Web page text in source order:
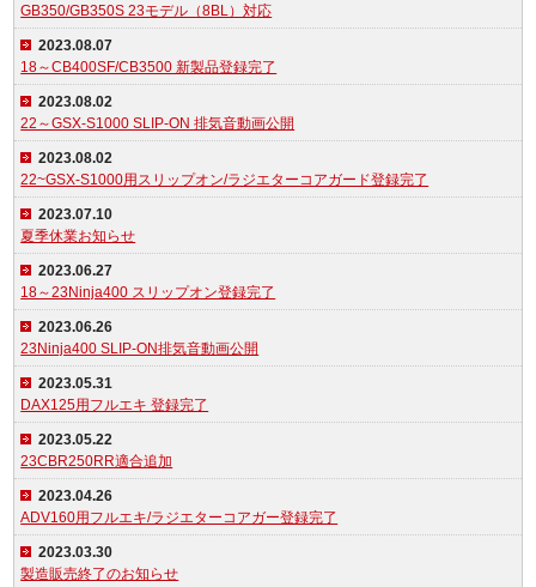
GB350/GB350S 23モデル（8BL）対応
2023.08.07
18～CB400SF/CB3500 新製品登録完了
2023.08.02
22～GSX-S1000 SLIP-ON 排気音動画公開
2023.08.02
22~GSX-S1000用スリップオン/ラジエターコアガード登録完了
2023.07.10
夏季休業お知らせ
2023.06.27
18～23Ninja400 スリップオン登録完了
2023.06.26
23Ninja400 SLIP-ON排気音動画公開
2023.05.31
DAX125用フルエキ 登録完了
2023.05.22
23CBR250RR適合追加
2023.04.26
ADV160用フルエキ/ラジエターコアガー登録完了
2023.03.30
製造販売終了のお知らせ